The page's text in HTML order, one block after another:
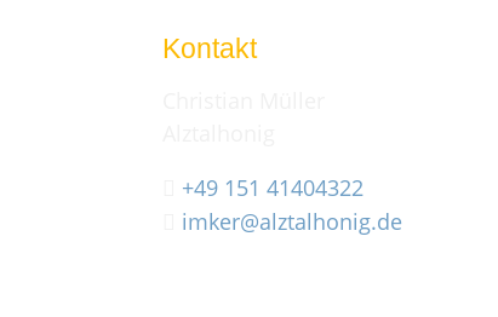
Kontakt
+49 151 41404322
imker@alztalhonig.de